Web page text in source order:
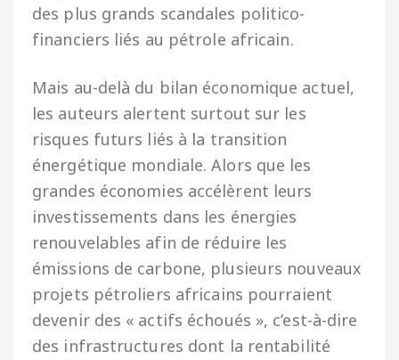
des plus grands scandales politico-
financiers liés au pétrole africain.
Mais au-delà du bilan économique actuel,
les auteurs alertent surtout sur les
risques futurs liés à la transition
énergétique mondiale. Alors que les
grandes économies accélèrent leurs
investissements dans les énergies
renouvelables afin de réduire les
émissions de carbone, plusieurs nouveaux
projets pétroliers africains pourraient
devenir des « actifs échoués », c’est-à-dire
des infrastructures dont la rentabilité